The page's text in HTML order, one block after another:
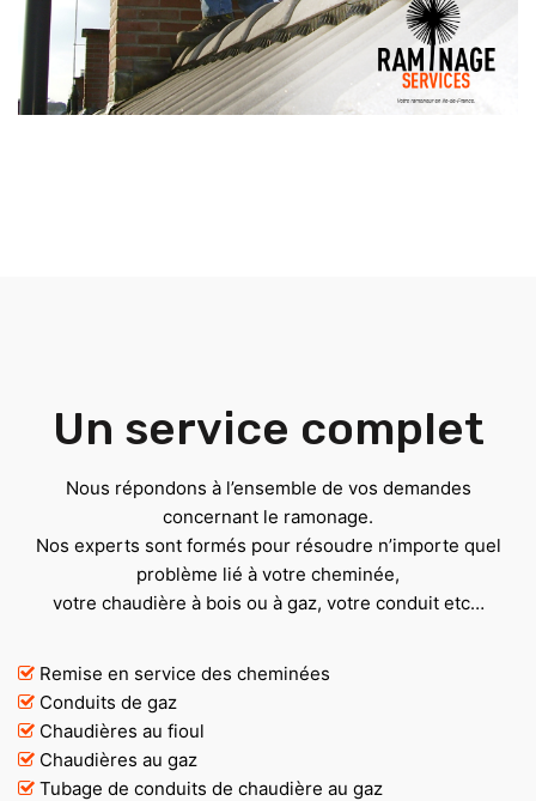
Un service complet
Nous répondons à l’ensemble de vos demandes
concernant le ramonage.
Nos experts sont formés pour résoudre n’importe quel
problème lié à votre cheminée,
votre chaudière à bois ou à gaz, votre conduit etc…
Remise en service des cheminées
Conduits de gaz
Chaudières au fioul
Chaudières au gaz
Tubage de conduits de chaudière au gaz